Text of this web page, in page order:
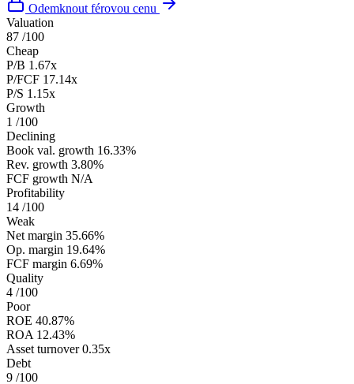
Odemknout férovou cenu
Valuation
87 /100
Cheap
P/B 1.67x
P/FCF 17.14x
P/S 1.15x
Growth
1 /100
Declining
Book val. growth 16.33%
Rev. growth 3.80%
FCF growth N/A
Profitability
14 /100
Weak
Net margin 35.66%
Op. margin 19.64%
FCF margin 6.69%
Quality
4 /100
Poor
ROE 40.87%
ROA 12.43%
Asset turnover 0.35x
Debt
9 /100